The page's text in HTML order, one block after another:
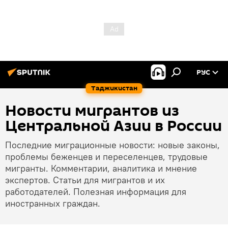
Таджикистан
РУС
Новости мигрантов из
Центральной Азии в России
Последние миграционные новости: новые законы,
проблемы беженцев и переселенцев, трудовые
мигранты. Комментарии, аналитика и мнение
экспертов. Статьи для мигрантов и их
работодателей. Полезная информация для
иностранных граждан.